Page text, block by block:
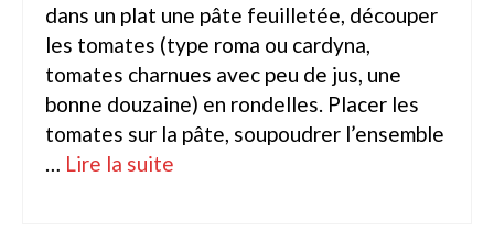
Porte tuyau
Programmateur
Raccords / accessoires
Robinets / Vannes
dans un plat une pâte feuilletée, découper
les tomates (type roma ou cardyna,
tomates charnues avec peu de jus, une
bonne douzaine) en rondelles. Placer les
tomates sur la pâte, soupoudrer l’ensemble
… Lire la suite­­